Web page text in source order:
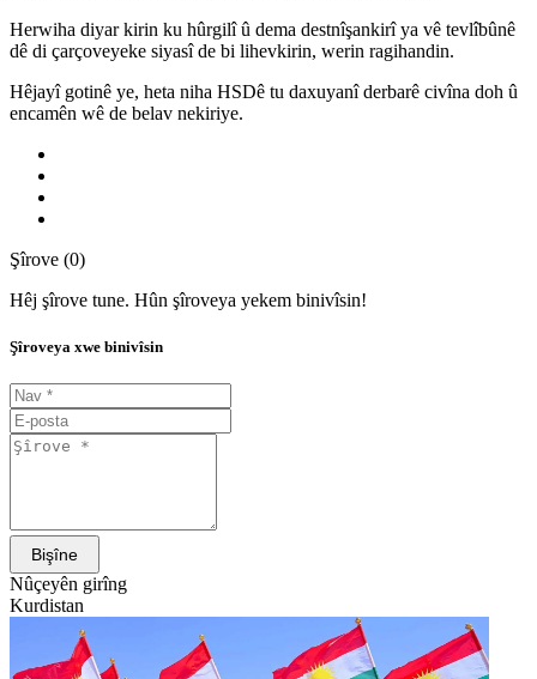
Herwiha diyar kirin ku hûrgilî û dema destnîşankirî ya vê tevlîbûnê
dê di çarçoveyeke siyasî de bi lihevkirin, werin ragihandin.
Hêjayî gotinê ye, heta niha HSDê tu daxuyanî derbarê civîna doh û
encamên wê de belav nekiriye.
Şîrove (0)
Hêj şîrove tune. Hûn şîroveya yekem binivîsin!
Şîroveya xwe binivîsin
Bişîne
Nûçeyên girîng
Kurdistan